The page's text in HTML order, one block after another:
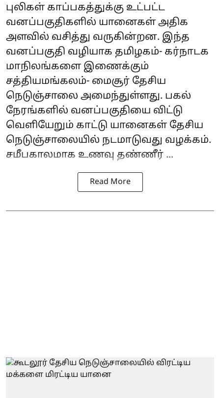
புலிகள் காப்பகத்துக்கு உட்பட்ட
வனப்பகுதிகளில் யானைகள் அதிக
அளவில் வசித்து வருகின்றன. இந்த
வனப்பகுதி வழியாக தமிழகம்- கர்நாடக
மாநிலங்களை இணைக்கும்
சத்தியமங்கலம்- மைசூர் தேசிய
நெடுஞ்சாலை அமைந்துள்ளது. பகல்
நேரங்களில் வனப்பகுதியை விட்டு
வெளியேறும் காட்டு யானைகள் தேசிய
நெடுஞ்சாலையில் நடமாடுவது வழக்கம்.
சமீபகாலமாக உணவு தண்ணீர் ...
Read More